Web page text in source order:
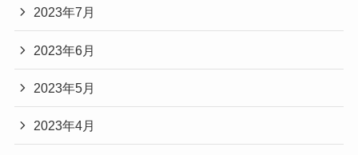
2023年7月
2023年6月
2023年5月
2023年4月